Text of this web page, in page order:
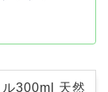
300ml 天然